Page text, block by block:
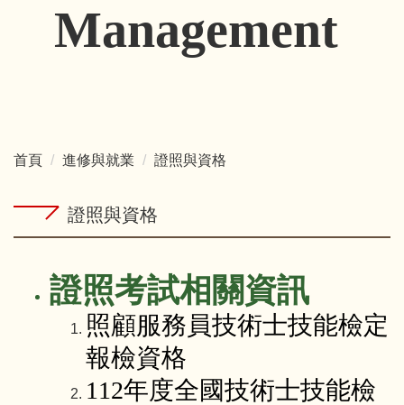
Management
首頁 進修與就業 證照與資格
證照與資格
證照考試相關資訊
照顧服務員技術士技能檢定
報檢資格
112年度全國技術士技能檢